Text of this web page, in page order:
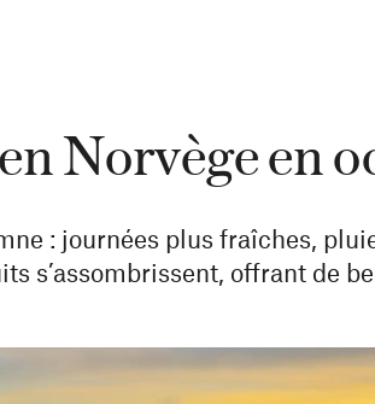
Norvège en
: journées plus fraîches,
s’assombrissent, offrant de